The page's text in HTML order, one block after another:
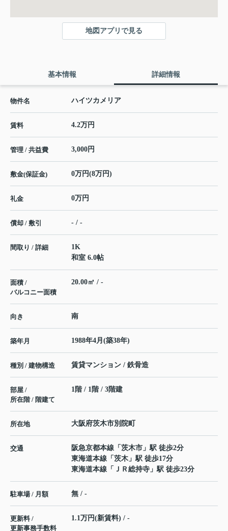
地図アプリで見る
基本情報 詳細情報
物件名 ハイツカメリア
賃料 4.2万円
管理 / 共益費 3,000円
敷金(保証金) 0万円(8万円)
礼金 0万円
償却 / 敷引 - / -
間取り / 詳細
1K
和室 6.0帖
面積 /
バルコニー面積
20.00㎡ / -
向き 南
築年月 1988年4月(築38年)
種別 / 建物構造 賃貸マンション / 鉄骨造
部屋 /
所在階 / 階建て
1階 / 1階 / 3階建
所在地 大阪府茨木市別院町
交通 阪急京都本線 「 茨木市 」駅 徒歩2分
東海道本線 「 茨木 」駅 徒歩17分
東海道本線 「 ＪＲ総持寺 」駅 徒歩23分
駐車場 / 月額 無 / -
更新料 /
更新事務手数料
1.1万円(新賃料) / -